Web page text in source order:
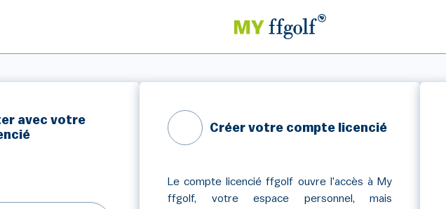
avec votre
Créer votre compte licencié
Le compte licencié ffgolf ouvre l'accès à My
ffgolf, votre espace personnel, mais